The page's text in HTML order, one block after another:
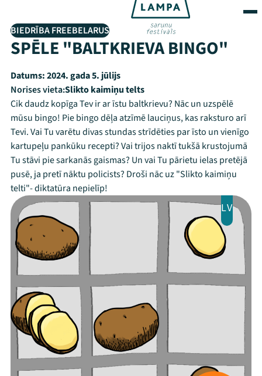
BIEDRĪBA FREEBELARUS
SPĒLE "BALTKRIEVA BINGO"
Datums:2024. gada 5. jūlijs
Norises vieta:Slikto kaimiņu telts
Cik daudz kopīga Tev ir ar īstu baltkrievu? Nāc un uzspēlē
mūsu bingo! Pie bingo dēļa atzīmē lauciņus, kas raksturo arī
Tevi. Vai Tu varētu divas stundas strīdēties par īsto un vienīgo
kartupeļu pankūku recepti? Vai trijos naktī tukšā krustojumā
Tu stāvi pie sarkanās gaismas? Un vai Tu pārietu ielas pretējā
pusē, ja pretī nāktu policists? Droši nāc uz "Slikto kaimiņu
telti"- diktatūra nepielīp!
LV